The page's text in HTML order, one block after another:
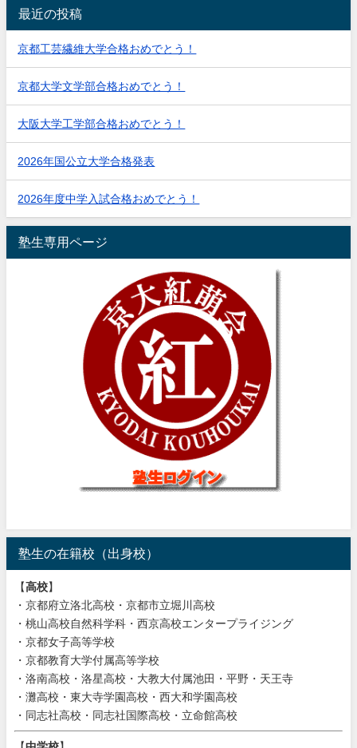
最近の投稿
京都工芸繊維大学合格おめでとう！
京都大学文学部合格おめでとう！
大阪大学工学部合格おめでとう！
2026年国公立大学合格発表
2026年度中学入試合格おめでとう！
塾生専用ページ
塾生の在籍校（出身校）
【高校】
・京都府立洛北高校・京都市立堀川高校
・桃山高校自然科学科・西京高校エンタープライジング
・京都女子高等学校
・京都教育大学付属高等学校
・洛南高校・洛星高校・大教大付属池田・平野・天王寺
・灘高校・東大寺学園高校・西大和学園高校
・同志社高校・同志社国際高校・立命館高校